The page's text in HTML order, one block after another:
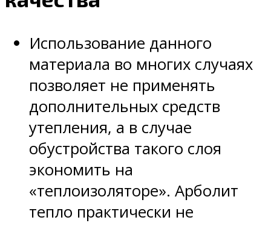
Использование данного
материала во многих случаях
позволяет не применять
дополнительных средств
утепления, а в случае
обустройства такого слоя
экономить на
«теплоизоляторе». Арболит
тепло практически не